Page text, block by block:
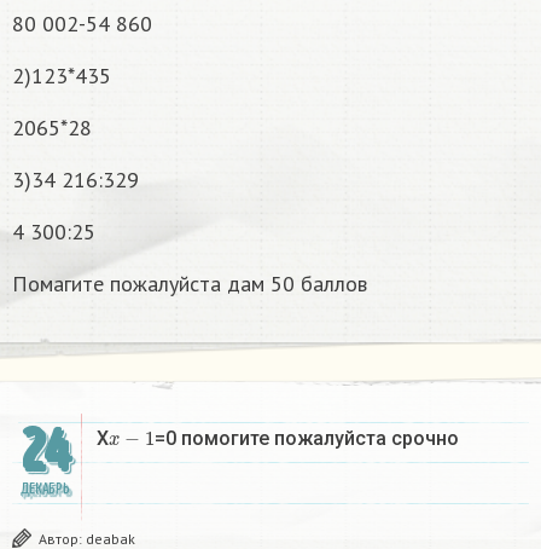
80 002-54 860
2)123*435
2065*28
3)34 216:329
4 300:25
Помагите пожалуйста дам 50 баллов
24
ДЕКАБРЬ
Xx−1 =0 помогите пожалуйста срочно
Автор: deabak